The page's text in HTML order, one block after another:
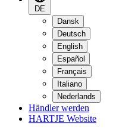
DE
Dansk
Deutsch
English
Español
Français
Italiano
Nederlands
Händler werden
HARTJE Website